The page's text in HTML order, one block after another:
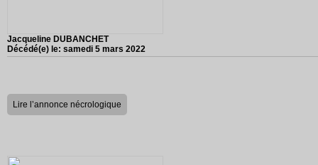
Jacqueline DUBANCHET
Décédé(e) le: samedi 5 mars 2022
Lire l’annonce nécrologique